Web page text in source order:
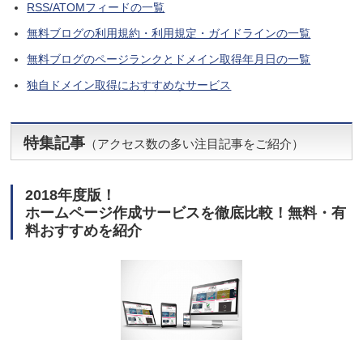
RSS/ATOMフィードの一覧
無料ブログの利用規約・利用規定・ガイドラインの一覧
無料ブログのページランクとドメイン取得年月日の一覧
独自ドメイン取得におすすめなサービス
特集記事 （アクセス数の多い注目記事をご紹介）
2018年度版！
ホームページ作成サービスを徹底比較！無料・有
料おすすめを紹介